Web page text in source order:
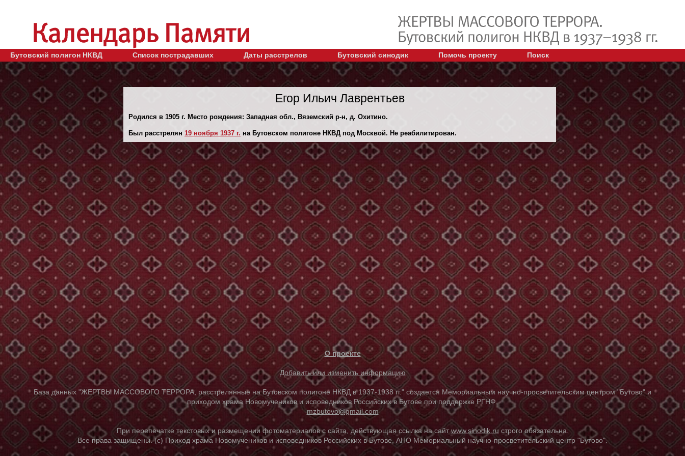
Бутовский полигон НКВД Список пострадавших Даты расстрелов Бутовский синодик Помочь проекту Поиск
Егор Ильич Лаврентьев
Родился в 1905 г. Место рождения: Западная обл., Вяземский р-н, д. Охитино.
Был расстрелян 19 ноября 1937 г. на Бутовском полигоне НКВД под Москвой. Не реабилитирован.
О проекте
Добавить или изменить информацию
База данных "ЖЕРТВЫ МАССОВОГО ТЕРРОРА, расстрелянные на Бутовском полигоне НКВД в 1937-1938 гг." создается Мемориальным научно-просветительским центром "Бутово" и
приходом храма Новомучеников и исповедников Российских в Бутове при поддержке РГНФ.
mzbutovo@gmail.com
При перепечатке текстовых и размещении фотоматериалов с сайта, действующая ссылка на сайтwww.sinodik.ru строго обязательна.
Все права защищены. (с) Приход храма Новомучеников и исповедников Российских в Бутове, АНО Мемориальный научно-просветительский центр "Бутово".